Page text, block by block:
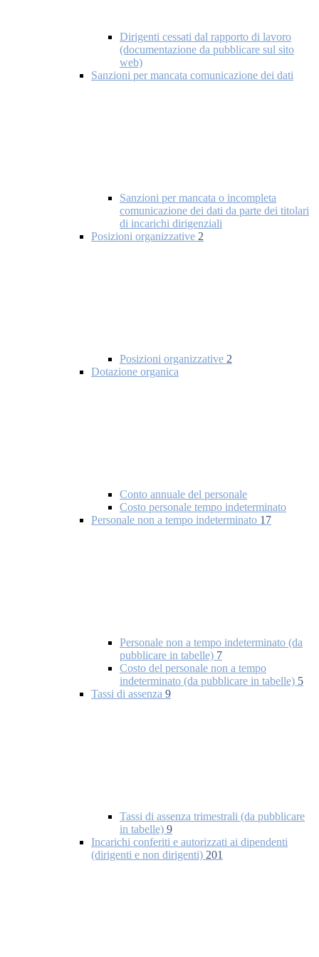
Dirigenti cessati dal rapporto di lavoro
(documentazione da pubblicare sul sito
web)
Sanzioni per mancata comunicazione dei dati
Sanzioni per mancata o incompleta
comunicazione dei dati da parte dei titolari
di incarichi dirigenziali
Posizioni organizzative 2
Posizioni organizzative 2
Dotazione organica
Conto annuale del personale
Costo personale tempo indeterminato
Personale non a tempo indeterminato 17
Personale non a tempo indeterminato (da
pubblicare in tabelle) 7
Costo del personale non a tempo
indeterminato (da pubblicare in tabelle) 5
Tassi di assenza 9
Tassi di assenza trimestrali (da pubblicare
in tabelle) 9
Incarichi conferiti e autorizzati ai dipendenti
(dirigenti e non dirigenti) 201